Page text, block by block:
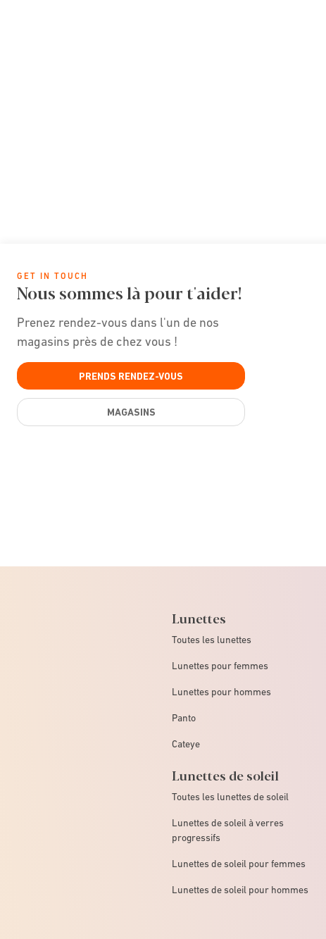
GET IN TOUCH
Nous sommes là pour t'aider!
Prenez rendez-vous dans l'un de nos
magasins près de chez vous !
PRENDS RENDEZ-VOUS
MAGASINS
Lunettes
Toutes les lunettes
Lunettes pour femmes
Lunettes pour hommes
Panto
Cateye
Lunettes de soleil
Toutes les lunettes de soleil
Lunettes de soleil à verres
progressifs
Lunettes de soleil pour femmes
Lunettes de soleil pour hommes